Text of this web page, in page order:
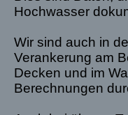
Hochwasser
Wir sind auch in
Verankerung am
Decken und im
Berechnungen